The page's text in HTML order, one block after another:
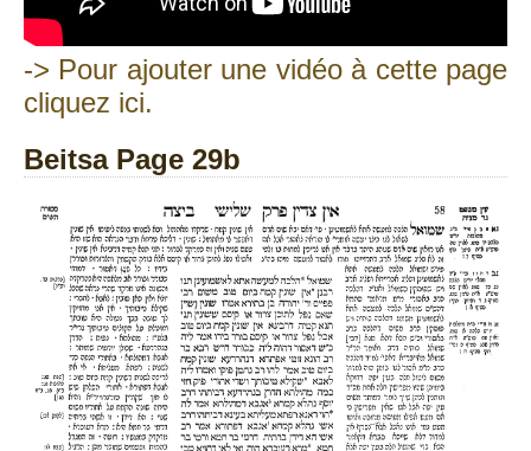
-> Pour ajouter une vidéo à cette page
cliquez ici.
Beitsa Page 29b